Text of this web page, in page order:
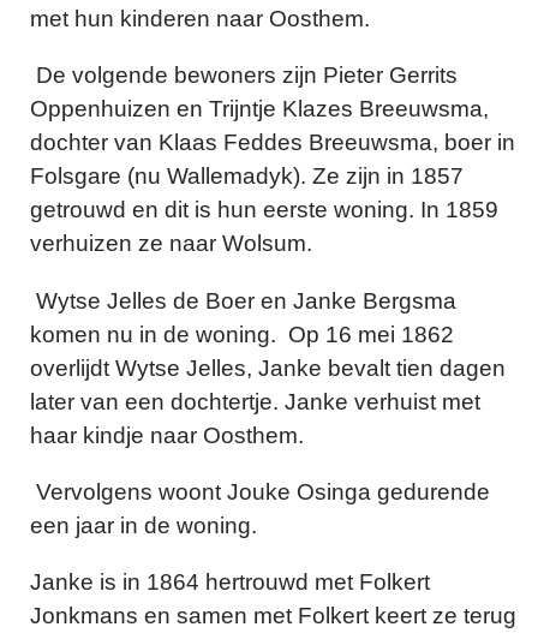
met hun kinderen naar Oosthem.
De volgende bewoners zijn Pieter Gerrits
Oppenhuizen en Trijntje Klazes Breeuwsma,
dochter van Klaas Feddes Breeuwsma, boer in
Folsgare (nu Wallemadyk). Ze zijn in 1857
getrouwd en dit is hun eerste woning. In 1859
verhuizen ze naar Wolsum.
Wytse Jelles de Boer en Janke Bergsma
komen nu in de woning. Op 16 mei 1862
overlijdt Wytse Jelles, Janke bevalt tien dagen
later van een dochtertje. Janke verhuist met
haar kindje naar Oosthem.
Vervolgens woont Jouke Osinga gedurende
een jaar in de woning.
Janke is in 1864 hertrouwd met Folkert
Jonkmans en samen met Folkert keert ze terug